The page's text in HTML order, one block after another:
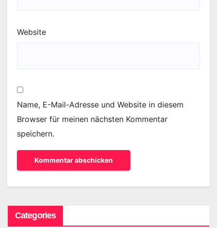
Website
Name, E-Mail-Adresse und Website in diesem
Browser für meinen nächsten Kommentar
speichern.
Categories